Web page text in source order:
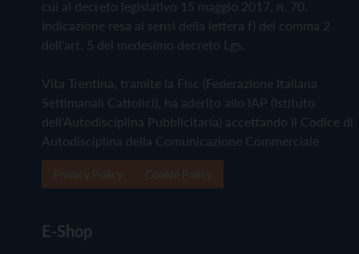
cui al decreto legislativo 15 maggio 2017, n. 70.
Indicazione resa ai sensi della lettera f) del comma 2
dell'art. 5 del medesimo decreto Lgs.
Vita Trentina, tramite la Fisc (Federazione Italiana
Settimanali Cattolici), ha aderito allo IAP (Istituto
dell'Autodisciplina Pubblicitaria) accettando il Codice di
Autodisciplina della Comunicazione Commerciale
E-Shop